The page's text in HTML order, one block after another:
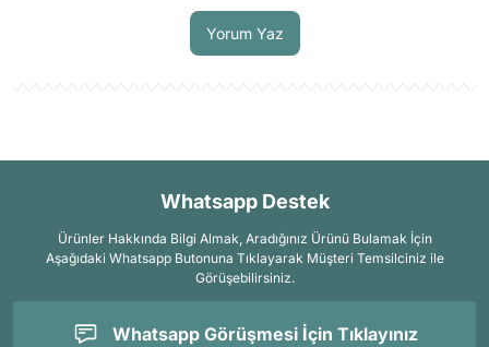
Yorum Yaz
Whatsapp Destek
Ürünler Hakkında Bilgi Almak, Aradığınız Ürünü Bulamak İçin
Aşağıdaki Whatsapp Butonuna Tıklayarak Müşteri Temsilciniz ile
Görüşebilirsiniz.
Whatsapp Görüşmesi İçin Tıklayınız